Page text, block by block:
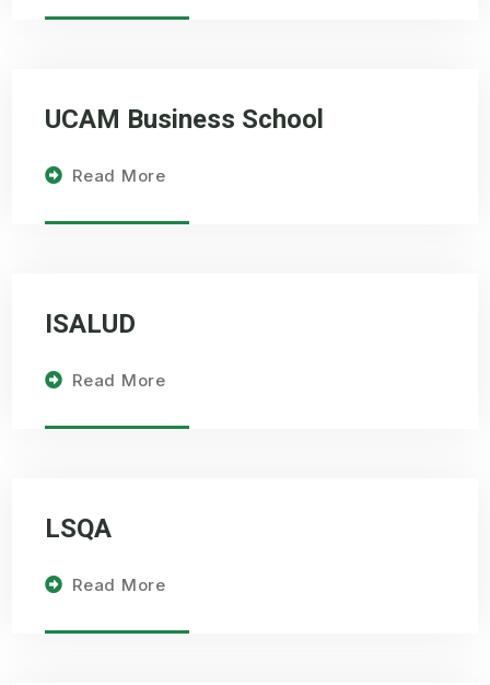
UCAM Business School
Read More
ISALUD
Read More
LSQA
Read More